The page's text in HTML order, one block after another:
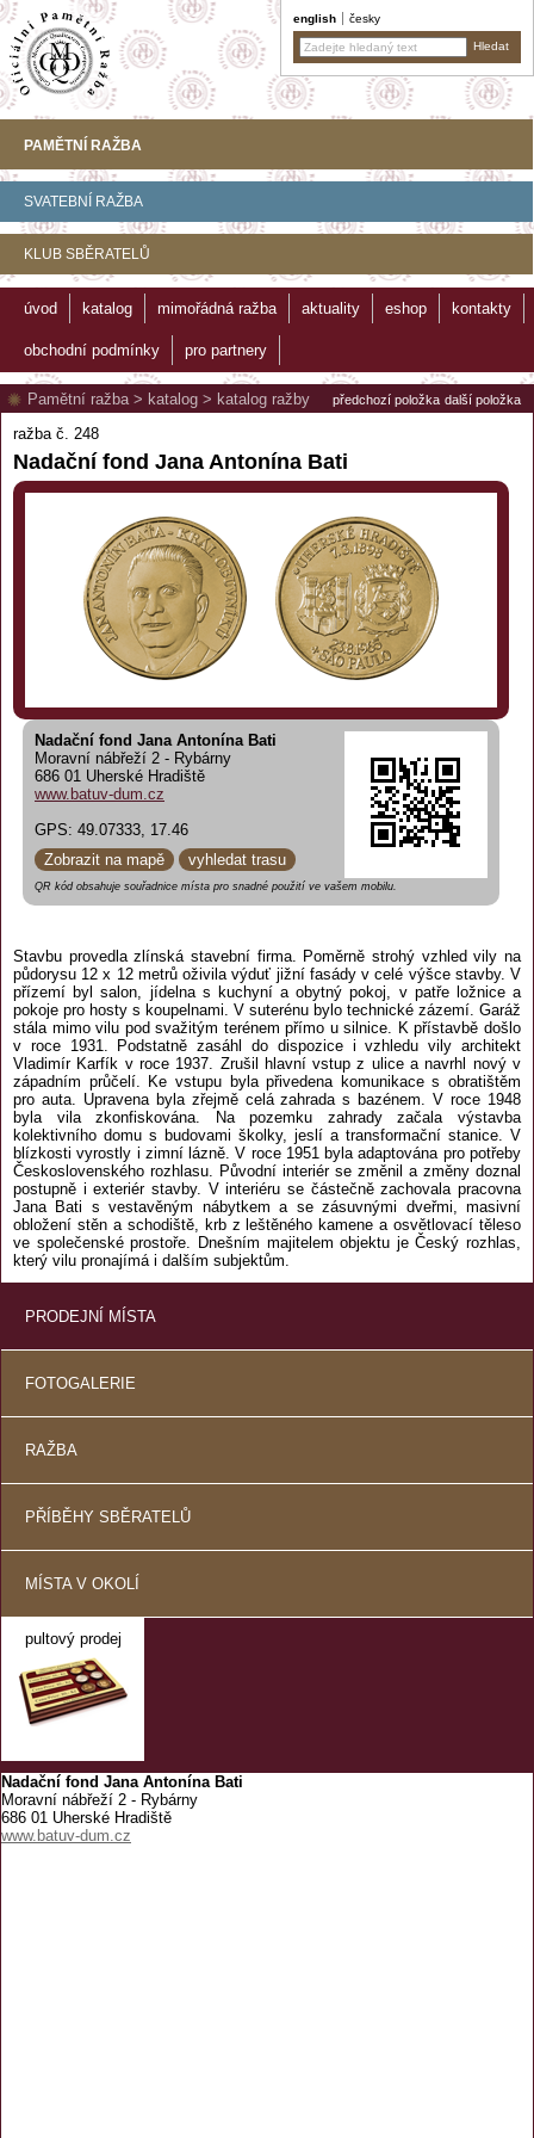
english česky
PAMĚTNÍ RAŽBA
SVATEBNÍ RAŽBA
KLUB SBĚRATELŮ
úvod katalog mimořádná ražba aktuality eshop kontakty
obchodní podmínky pro partnery
předchozí položka další položka
Pamětní ražba> katalog > katalog ražby
ražba č. 248
Nadační fond Jana Antonína Bati
Nadační fond Jana Antonína Bati
Moravní nábřeží 2 - Rybárny
686 01 Uherské Hradiště
www.batuv-dum.cz
GPS: 49.07333, 17.46
Zobrazit na mapě
vyhledat trasu
QR kód obsahuje souřadnice místa pro snadné použití ve vašem mobilu.
Stavbu provedla zlínská stavební firma. Poměrně strohý vzhled vily na
půdorysu 12 x 12 metrů oživila výduť jižní fasády v celé výšce stavby. V
přízemí byl salon, jídelna s kuchyní a obytný pokoj, v patře ložnice a
pokoje pro hosty s koupelnami. V suterénu bylo technické zázemí. Garáž
stála mimo vilu pod svažitým terénem přímo u silnice. K přístavbě došlo
v roce 1931. Podstatně zasáhl do dispozice i vzhledu vily architekt
Vladimír Karfík v roce 1937. Zrušil hlavní vstup z ulice a navrhl nový v
západním průčelí. Ke vstupu byla přivedena komunikace s obratištěm
pro auta. Upravena byla zřejmě celá zahrada s bazénem. V roce 1948
byla vila zkonfiskována. Na pozemku zahrady začala výstavba
kolektivního domu s budovami školky, jeslí a transformační stanice. V
blízkosti vyrostly i zimní lázně. V roce 1951 byla adaptována pro potřeby
Československého rozhlasu. Původní interiér se změnil a změny doznal
postupně i exteriér stavby. V interiéru se částečně zachovala pracovna
Jana Bati s vestavěným nábytkem a se zásuvnými dveřmi, masivní
obložení stěn a schodiště, krb z leštěného kamene a osvětlovací těleso
ve společenské prostoře. Dnešním majitelem objektu je Český rozhlas,
který vilu pronajímá i dalším subjektům.
PRODEJNÍ MÍSTA
FOTOGALERIE
RAŽBA
PŘÍBĚHY SBĚRATELŮ
MÍSTA V OKOLÍ
pultový prodej
Nadační fond Jana Antonína Bati
Moravní nábřeží 2 - Rybárny
686 01 Uherské Hradiště
www.batuv-dum.cz